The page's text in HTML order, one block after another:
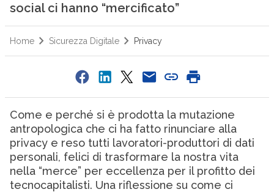
social ci hanno “mercificato”
Home Sicurezza Digitale Privacy
Come e perché si è prodotta la mutazione
antropologica che ci ha fatto rinunciare alla
privacy e reso tutti lavoratori-produttori di dati
personali, felici di trasformare la nostra vita
nella “merce” per eccellenza per il profitto dei
tecnocapitalisti. Una riflessione su come ci